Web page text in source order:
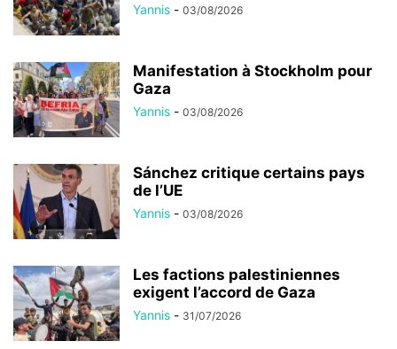
Yannis - 03/08/2026
Manifestation à Stockholm pour
Gaza
Yannis - 03/08/2026
Sánchez critique certains pays
de l’UE
Yannis - 03/08/2026
Les factions palestiniennes
exigent l’accord de Gaza
Yannis - 31/07/2026